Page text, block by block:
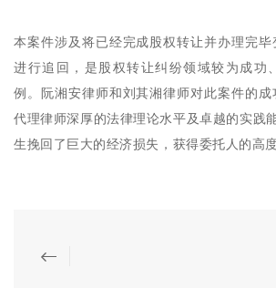
本案件涉及将已经完成股权转让并办理完毕
进行追回，是股权转让纠纷领域较为成功
例。阮湘安律师和刘其湘律师对此案件的成
代理律师深厚的法律理论水平及卓越的实践
生挽回了巨大的经济损失，获得委托人的高度